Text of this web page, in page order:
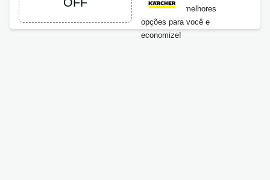
e confira as melhores
opções para você e
economize!